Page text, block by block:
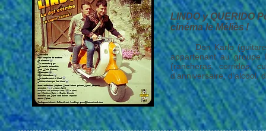
LINDO y QUERIDO
cinéma le Méliès !
Don Karlo (guitare,
appartenant au groupe
(rancheras, corridos,
d’anniversaire, d’alcool,